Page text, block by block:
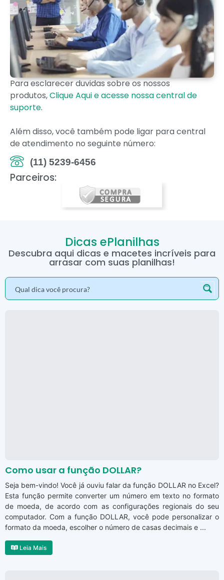
Para esclarecer duvidas sobre os nossos
produtos,Clique Aqui e acesse nossa central de
suporte.
Além disso, você também pode ligar para central
de atendimento no seguinte número:
(11) 5239-6456
Parceiros:
Dicas ePlanilhas
Descubra aqui dicas e macetes incríveis para
arrasar com suas planilhas!
Como usar a função DOLLAR?
Seja bem-vindo! Você já ouviu falar da função DOLLAR no Excel?
Esta função permite converter um número em texto no formato
de moeda, de acordo com as configurações regionais do seu
computador. Com a função DOLLAR, você pode personalizar o
formato da moeda, escolher o número de casas decimais e ...
Leia Mais